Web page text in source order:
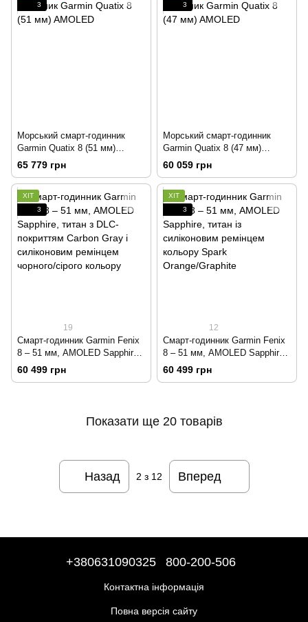
3
Морський смарт-годинник
Garmin Quatix 8 (51 мм)
AMOLED
65 779 грн
3
Морський смарт-годинник
Garmin Quatix 8 (47 мм)
AMOLED
60 059 грн
ХІТ
3
19
Смарт-годинник Garmin Fenix
8 – 51 мм, AMOLED Sapphire,
титан з DLC-покриттям Carbon
Gray і силіконовим ремінцем
60 499 грн
ХІТ
3
12
Смарт-годинник Garmin Fenix
8 – 51 мм, AMOLED Sapphire,
титан із силіконовим ремінцем
кольору Spark Orange/Graphite
60 499 грн
Показати ще 20 товарів
Назад 2 з 12 Вперед
+380631090325 800-200-506
Контактна інформація
Повна версія сайту